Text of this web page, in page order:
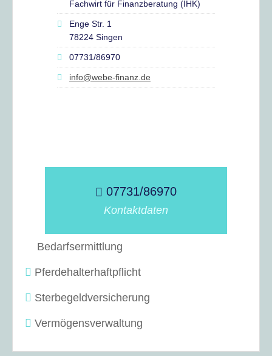
Fachwirt für Finanzberatung (IHK)
Enge Str. 1
78224 Singen
07731/86970
info@webe-finanz.de
07731/86970
Kontaktdaten
Bedarfsermittlung
Pferdehalterhaftpflicht
Sterbegeldversicherung
Vermögensverwaltung